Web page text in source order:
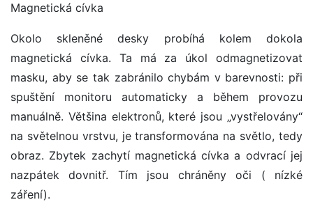
Magnetická cívka
Okolo skleněné desky probíhá kolem dokola
magnetická cívka. Ta má za úkol odmagnetizovat
masku, aby se tak zabránilo chybám v barevnosti: při
spuštění monitoru automaticky a během provozu
manuálně. Většina elektronů, které jsou „vystřelovány“
na světelnou vrstvu, je transformována na světlo, tedy
obraz. Zbytek zachytí magnetická cívka a odvrací jej
nazpátek dovnitř. Tím jsou chráněny oči ( nízké
záření).